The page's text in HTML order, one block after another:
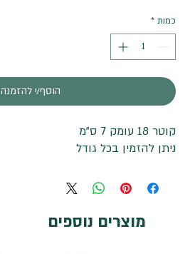
כמות *
הוסף/י להזמנה
קוטר 18 עומק 7 ס"מ
ניתן להזמין בכל גודל
מוצרים נוספים